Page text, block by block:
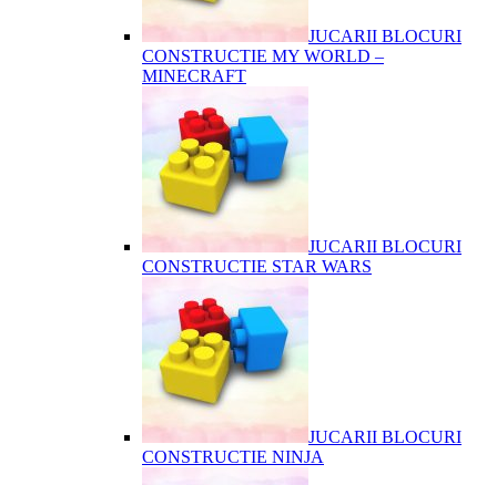
JUCARII BLOCURI
CONSTRUCTIE MY WORLD –
MINECRAFT
JUCARII BLOCURI
CONSTRUCTIE STAR WARS
JUCARII BLOCURI
CONSTRUCTIE NINJA